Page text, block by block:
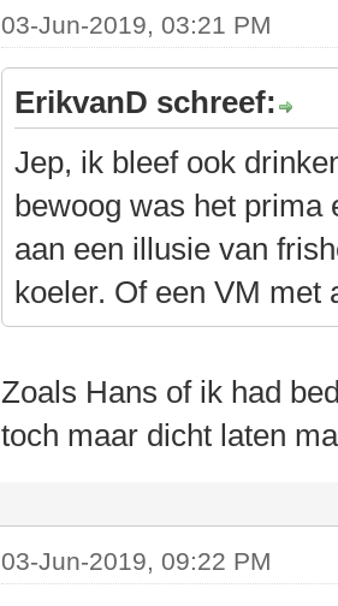
03-Jun-2019, 03:21 PM
ErikvanD schreef:
Jep, ik bleef ook
bewoog was het prima
aan een illusie van
koeler. Of een VM met
Zoals Hans of ik had
toch maar dicht laten
03-Jun-2019, 09:22 PM